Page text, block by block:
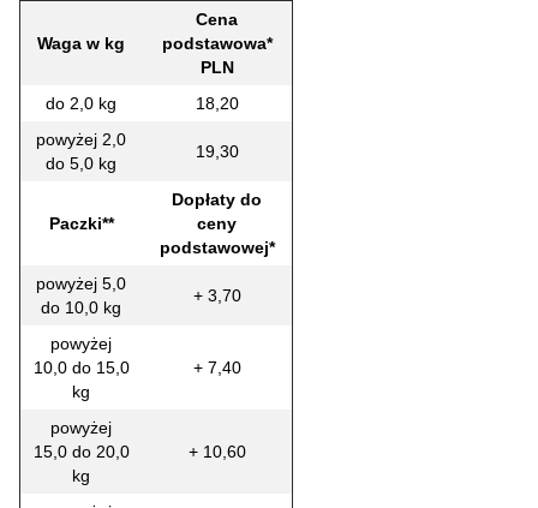
Waga w kg
Cena
podstawowa*
PLN
do 2,0 kg
18,20
powyżej 2,0
do 5,0 kg
19,30
Paczki**
Dopłaty do
ceny
podstawowej*
powyżej 5,0
do 10,0 kg
+ 3,70
powyżej
10,0 do 15,0
kg
+ 7,40
powyżej
15,0 do 20,0
kg
+ 10,60